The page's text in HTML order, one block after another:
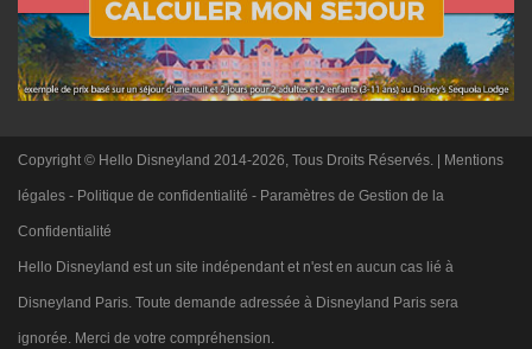
Copyright © Hello Disneyland 2014-2026, Tous Droits Réservés. | Mentions
légales - Politique de confidentialité - Paramètres de Gestion de la
Confidentialité
Hello Disneyland est un site indépendant et n'est en aucun cas lié à
Disneyland Paris. Toute demande adressée à Disneyland Paris sera
ignorée. Merci de votre compréhension.